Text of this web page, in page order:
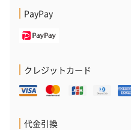
PayPay
クレジットカード
代金引換